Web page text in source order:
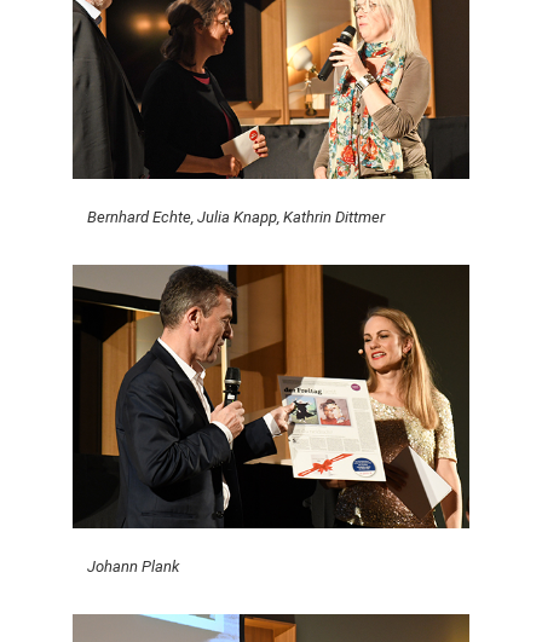
Bernhard Echte, Julia Knapp, Kathrin Dittmer
Johann Plank